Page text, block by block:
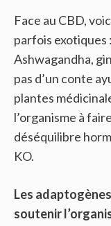
Face au CBD,
parfois exotiques
Ashwagandha,
pas d’un conte
plantes
l’organisme à
déséquilibre
KO.
Les
soutenir